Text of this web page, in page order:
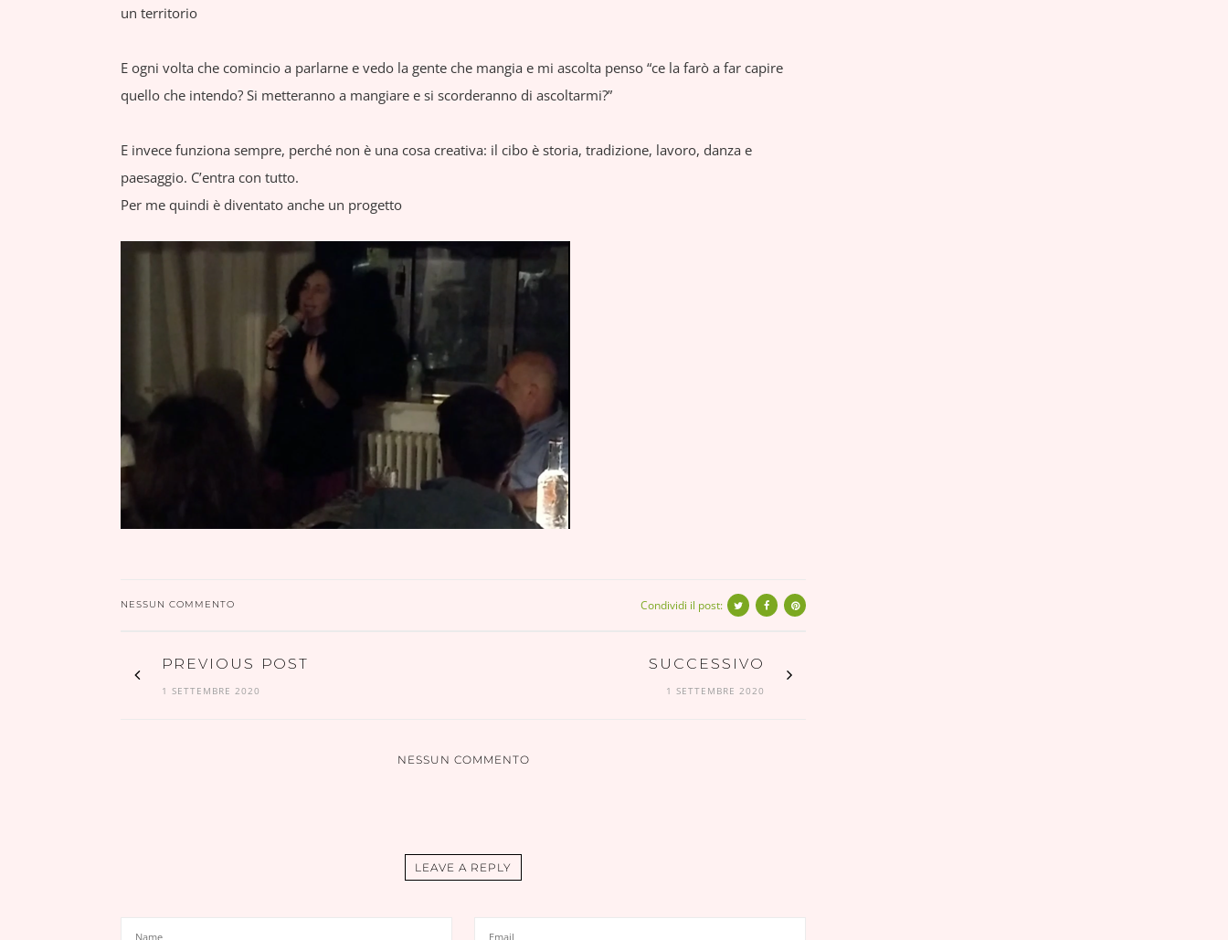
un territorio
E ogni volta che comincio a parlarne e vedo la gente che mangia e mi ascolta penso “ce la farò a far capire
quello che intendo? Si metteranno a mangiare e si scorderanno di ascoltarmi?”
E invece funziona sempre, perché non è una cosa creativa: il cibo è storia, tradizione, lavoro, danza e
paesaggio. C’entra con tutto.
Per me quindi è diventato anche un progetto
NESSUN COMMENTO Condividi il post:
PREVIOUS POST
1 SETTEMBRE 2020
SUCCESSIVO
1 SETTEMBRE 2020
NESSUN COMMENTO
LEAVE A REPLY